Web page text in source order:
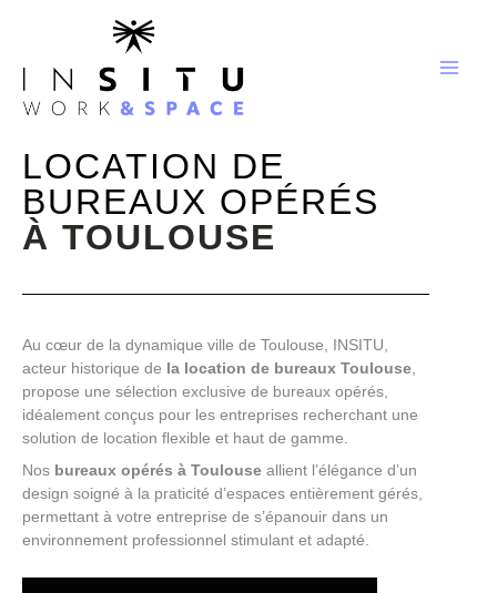
contenu
LOCATION DE
BUREAUX OPÉRÉS
À TOULOUSE
Au cœur de la dynamique ville de Toulouse, INSITU,
acteur historique de la location de bureaux Toulouse,
propose une sélection exclusive de bureaux opérés,
idéalement conçus pour les entreprises recherchant une
solution de location flexible et haut de gamme.
Nos bureaux opérés à Toulouse allient l’élégance d’un
design soigné à la praticité d’espaces entièrement gérés,
permettant à votre entreprise de s’épanouir dans un
environnement professionnel stimulant et adapté.